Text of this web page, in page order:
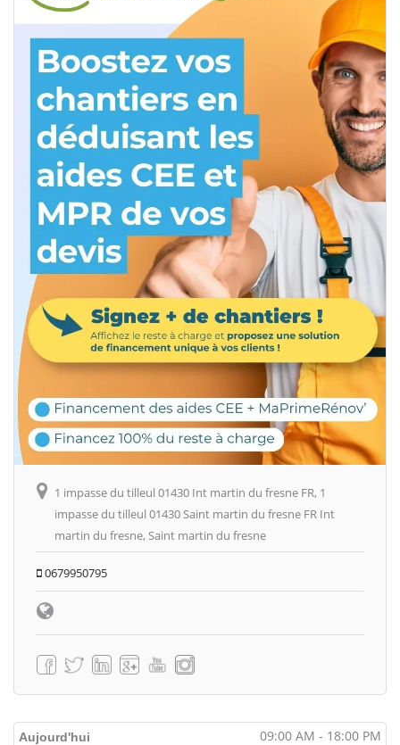
1 impasse du tilleul 01430 Int martin du fresne FR, 1
impasse du tilleul 01430 Saint martin du fresne FR Int
martin du fresne, Saint martin du fresne
0679950795
Aujourd'hui 09:00 AM - 18:00 PM